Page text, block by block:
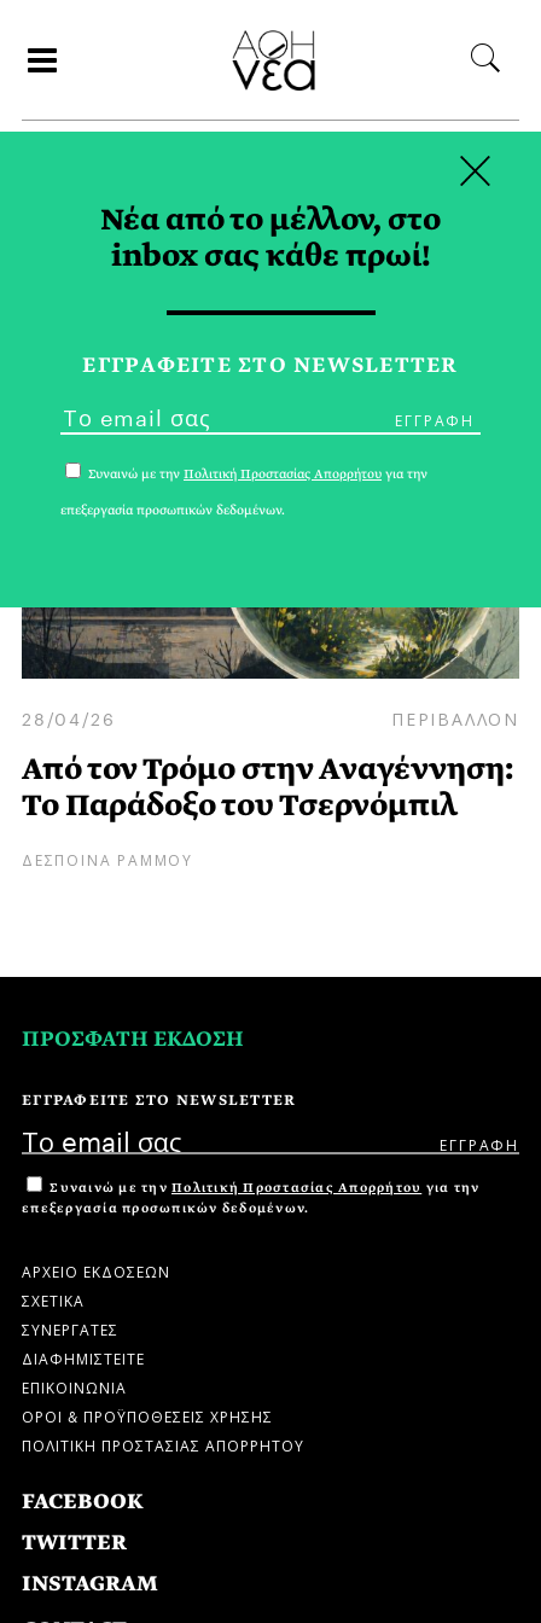
ΠΡΙΠΙΑΤ TAG
28/04/26 ΠΕΡΙΒΑΛΛΟΝ
Από τον Τρόμο στην Αναγέννηση:
Το Παράδοξο του Τσερνόμπιλ
ΔΕΣΠΟΙΝΑ ΡΑΜΜΟΥ
ΠΡΟΣΦΑΤΗ ΕΚΔΟΣΗ
ΕΓΓΡΑΦΕΙΤΕ ΣΤΟ NEWSLETTER
Συναινώ με την Πολιτική Προστασίας Απορρήτου για την
επεξεργασία προσωπικών δεδομένων.
ΑΡΧΕΙΟ ΕΚΔΟΣΕΩΝ
ΣΧΕΤΙΚΑ
ΣΥΝΕΡΓΑΤΕΣ
ΔΙΑΦΗΜΙΣΤΕΙΤΕ
ΕΠΙΚΟΙΝΩΝΙΑ
ΟΡΟΙ & ΠΡΟΫΠΟΘΕΣΕΙΣ ΧΡΗΣΗΣ
ΠΟΛΙΤΙΚΗ ΠΡΟΣΤΑΣΙΑΣ ΑΠΟΡΡΗΤΟΥ
FACEBOOK
TWITTER
INSTAGRAM
Νέα από το μέλλον, στο
inbox σας κάθε πρωί!
ΕΓΓPΑΦΕΙΤΕ ΣΤΟ NEWSLETTER
Συναινώ με την Πολιτική Προστασίας Απορρήτου για την
επεξεργασία προσωπικών δεδομένων.
×